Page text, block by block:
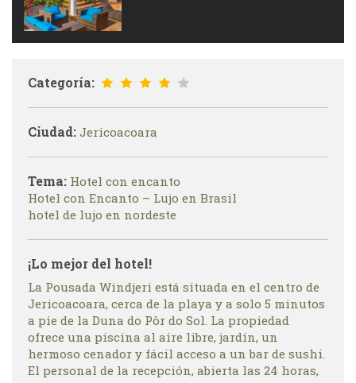
Categoría:
Ciudad: Jericoacoara
Tema: Hotel con encanto
Hotel con Encanto – Lujo en Brasil
hotel de lujo en nordeste
¡Lo mejor del hotel!
La Pousada Windjeri está situada en el centro de
Jericoacoara, cerca de la playa y a solo 5 minutos
a pie de la Duna do Pôr do Sol. La propiedad
ofrece una piscina al aire libre, jardín, un
hermoso cenador y fácil acceso a un bar de sushi.
El personal de la recepción, abierta las 24 horas,